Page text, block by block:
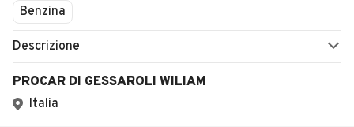
Benzina
Descrizione
PROCAR DI GESSAROLI WILIAM
Italia